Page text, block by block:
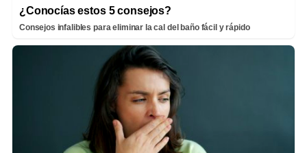
¿Conocías estos 5 consejos?
Consejos infalibles para eliminar la cal del baño fácil y rápido